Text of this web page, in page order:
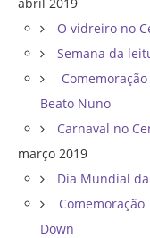
abril 2019
O vidreiro no
Semana da
Beato Nuno
Carnaval no
março 2019
Dia Mundial
Down